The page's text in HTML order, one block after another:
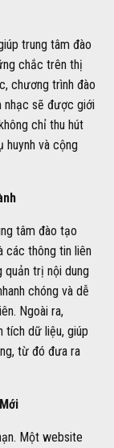
trung tâm đào
chắc trên thị
chương trình đào
nhạc sẽ được giới
chỉ thu hút
và cộng
tâm đào tạo
các thông tin liên
quản trị nội dung
chóng và dễ
Ngoài ra,
tích dữ liệu, giúp
từ đó đưa ra
Một website